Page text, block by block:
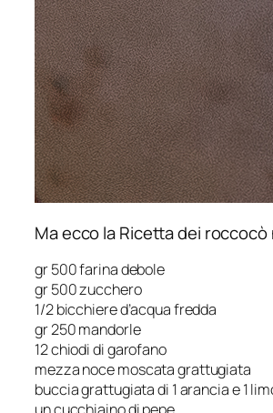
Ma ecco la Ricetta dei
gr 500 farina debole
gr 500 zucchero
1/2 bicchiere d’acqua fredda
gr 250 mandorle
12 chiodi di garofano
mezza noce moscata grattugiata
buccia grattugiata di 1 arancia e 1